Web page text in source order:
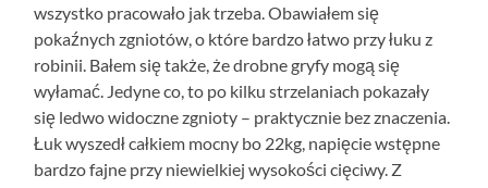
wszystko pracowało jak trzeba. Obawiałem się
pokaźnych zgniotów, o które bardzo łatwo przy łuku z
robinii. Bałem się także, że drobne gryfy mogą się
wyłamać. Jedyne co, to po kilku strzelaniach pokazały
się ledwo widoczne zgnioty – praktycznie bez znaczenia.
Łuk wyszedł całkiem mocny bo 22kg, napięcie wstępne
bardzo fajne przy niewielkiej wysokości cięciwy. Z